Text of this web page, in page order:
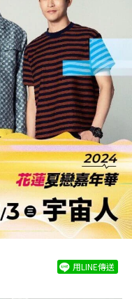
用LINE傳送